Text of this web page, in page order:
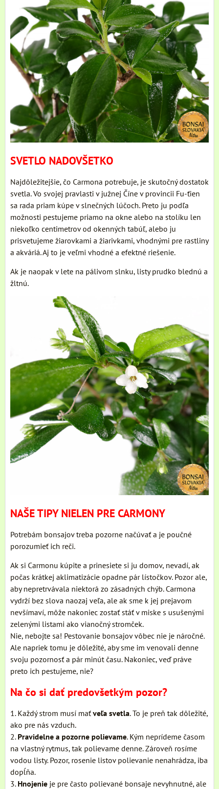
SVETLO NADOVŠETKO
Najdôležitejšie, čo Carmona potrebuje, je skutočný dostatok
svetla. Vo svojej pravlasti v južnej Číne v provincii Fu-ťien
sa rada priam kúpe v slnečných lúčoch. Preto ju podľa
možnosti pestujeme priamo na okne alebo na stolíku len
niekoľko centimetrov od okenných tabúľ, alebo ju
prisvetujeme žiarovkami a žiarivkami, vhodnými pre rastliny
a akváriá. Aj to je veľmi vhodné a efektné riešenie.
Ak je naopak v lete na pálivom slnku, listy prudko blednú a
žltnú.
NAŠE TIPY NIELEN PRE CARMONY
Potrebám bonsajov treba pozorne načúvať a je poučné
porozumieť ich reči.
Ak si Carmonu kúpite a prinesiete si ju domov, nevadí, ak
počas krátkej aklimatizácie opadne pár lístočkov. Pozor ale,
aby nepretrvávala niektorá zo zásadných chýb. Carmona
vydrží bez slova naozaj veľa, ale ak sme k jej prejavom
nevšímaví, môže nakoniec zostať stáť v miske s usušenými
zelenými listami ako vianočný stromček.
Nie, nebojte sa! Pestovanie bonsajov vôbec nie je náročné.
Ale napriek tomu je dôležité, aby sme im venovali denne
svoju pozornosť a pár minút času. Nakoniec, veď práve
preto ich pestujeme, nie?
Na čo si dať predovšetkým pozor?
1. Každý strom musí mať veľa svetla. To je preň tak dôležité,
ako pre nás vzduch.
2. Pravidelne a pozorne polievame. Kým neprídeme časom
na vlastný rytmus, tak polievame denne. Zároveň rosíme
vodou listy. Pozor, rosenie listov polievanie nenahrádza, iba
dopĺňa.
3. Hnojenie je pre často polievané bonsaje nevyhnutné, ale